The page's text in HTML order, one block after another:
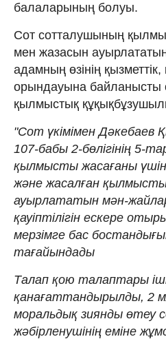
балаларының болуы.
Сот сотталушының
мен жазасын
адамның өзiнiң қызметтiк,
орындауына байланысты
қылмыстық
"Сот үкімімен Дәкебаев
107-бабы 2-бөлігінің 5-
қылмысты жасағаны
және жасалған
ауырлататын мән-
қауіптілігін ескере
мерзімге бас
тағайындады
Талап қою талаптары
қанағаттандырылды, 2
моральдық зиянды өтеу
жәбірленушінің еміне